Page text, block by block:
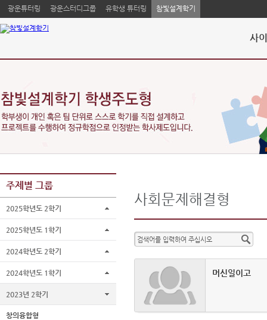
광운튜터링 광운스터디그룹 유학생 튜터링 참빛설계학기
사
주제별 그룹
2025학년도 2학기
2025학년도 1학기
2024학년도 2학기
2024학년도 1학기
2023년 2학기
창의융합형
사회문제해결형
머신일이고